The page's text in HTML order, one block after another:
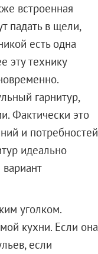
встроенная
падать в щели,
есть одна
эту технику
гарнитур,
Фактически это
и потребностей
идеально
уголком.
кухни. Если она
если